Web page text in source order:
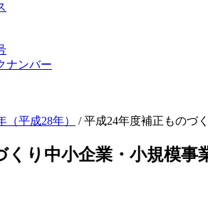
ナンバー
（平成28年） /平成24年度補正ものづ
くり中小企業・小規模